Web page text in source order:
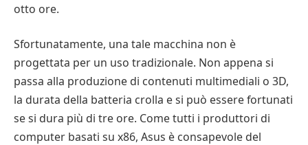
otto ore.
Sfortunatamente, una tale macchina non è
progettata per un uso tradizionale. Non appena si
passa alla produzione di contenuti multimediali o 3D,
la durata della batteria crolla e si può essere fortunati
se si dura più di tre ore. Come tutti i produttori di
computer basati su x86, Asus è consapevole del